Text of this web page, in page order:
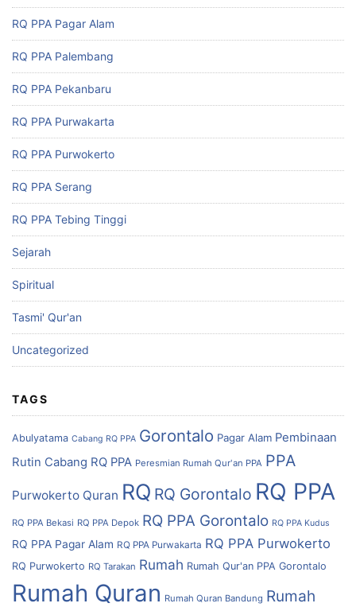
RQ PPA Pagar Alam
RQ PPA Palembang
RQ PPA Pekanbaru
RQ PPA Purwakarta
RQ PPA Purwokerto
RQ PPA Serang
RQ PPA Tebing Tinggi
Sejarah
Spiritual
Tasmi' Qur'an
Uncategorized
TAGS
Abulyatama Cabang RQ PPA Gorontalo Pagar Alam Pembinaan
Rutin Cabang RQ PPA Peresmian Rumah Qur'an PPA PPA
Purwokerto Quran RQ RQ Gorontalo RQ PPA
RQ PPA Bekasi RQ PPA Depok RQ PPA Gorontalo RQ PPA Kudus
RQ PPA Pagar Alam RQ PPA Purwakarta RQ PPA Purwokerto
RQ Purwokerto RQ Tarakan Rumah Rumah Qur'an PPA Gorontalo
Rumah Quran Rumah Quran Bandung Rumah